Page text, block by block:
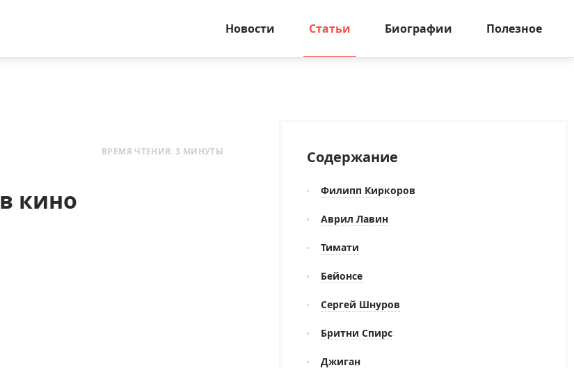
Новости Статьи Биографии Полезное
ВРЕМЯ ЧТЕНИЯ: 3 МИНУТЫ
кино
Содержание
Филипп Киркоров
Аврил Лавин
Тимати
Бейонсе
Сергей Шнуров
Бритни Спирс
Джиган